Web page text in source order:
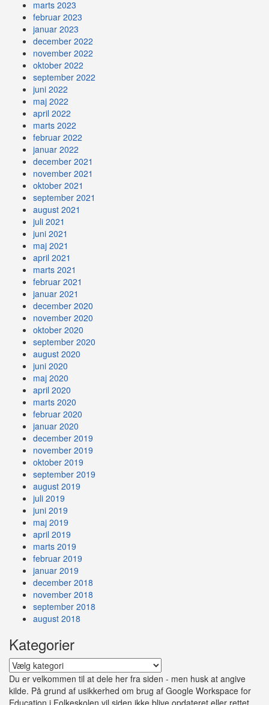
marts 2023
februar 2023
januar 2023
december 2022
november 2022
oktober 2022
september 2022
juni 2022
maj 2022
april 2022
marts 2022
februar 2022
januar 2022
december 2021
november 2021
oktober 2021
september 2021
august 2021
juli 2021
juni 2021
maj 2021
april 2021
marts 2021
februar 2021
januar 2021
december 2020
november 2020
oktober 2020
september 2020
august 2020
juni 2020
maj 2020
april 2020
marts 2020
februar 2020
januar 2020
december 2019
november 2019
oktober 2019
september 2019
august 2019
juli 2019
juni 2019
maj 2019
april 2019
marts 2019
februar 2019
januar 2019
december 2018
november 2018
september 2018
august 2018
Kategorier
Kategorier
Du er velkommen til at dele her fra siden - men husk at angive
kilde. På grund af usikkerhed om brug af Google Workspace for
Education i Folkeskolen vil siden ikke blive opdateret eller rettet,